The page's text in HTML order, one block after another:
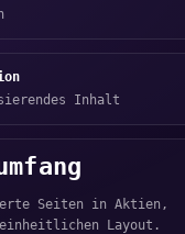
Inhalt
Seiten in Aktien,
Layout.